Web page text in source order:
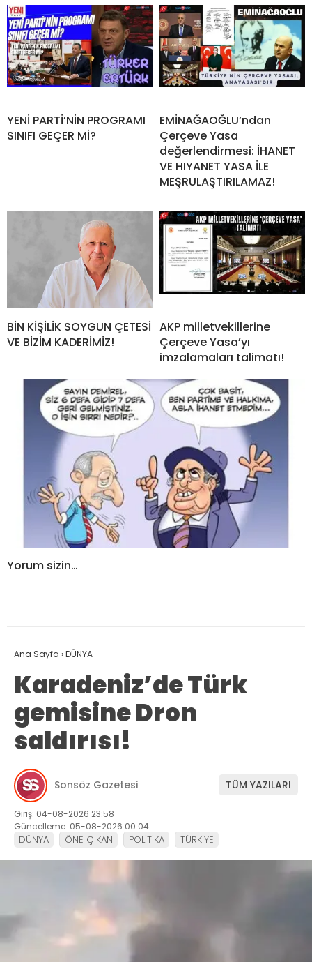
YENİ PARTİ’NİN PROGRAMI
SINIFI GEÇER Mİ?
EMİNAĞAOĞLU’ndan
Çerçeve Yasa
değerlendirmesi: İHANET
VE HIYANET YASA İLE
MEŞRULAŞTIRILAMAZ!
BİN KİŞİLİK SOYGUN ÇETESİ
VE BİZİM KADERİMİZ!
AKP milletvekillerine
Çerçeve Yasa’yı
imzalamaları talimatı!
Yorum sizin…
Ana Sayfa ›DÜNYA
Karadeniz’de Türk
gemisine Dron
saldırısı!
Sonsöz Gazetesi TÜM YAZILARI
Giriş: 04-08-2026 23:58
Güncelleme: 05-08-2026 00:04
DÜNYA ÖNE ÇIKAN POLİTİKA TÜRKİYE